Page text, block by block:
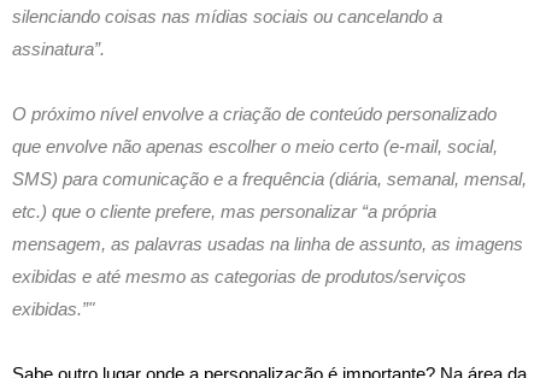
silenciando coisas nas mídias sociais ou cancelando a
assinatura”.
O próximo nível envolve a criação de conteúdo personalizado
que envolve não apenas escolher o meio certo (e-mail, social,
SMS) para comunicação e a frequência (diária, semanal, mensal,
etc.) que o cliente prefere, mas personalizar “a própria
mensagem, as palavras usadas na linha de assunto, as imagens
exibidas e até mesmo as categorias de produtos/serviços
exibidas.”"
Sabe outro lugar onde a personalização é importante? Na área da